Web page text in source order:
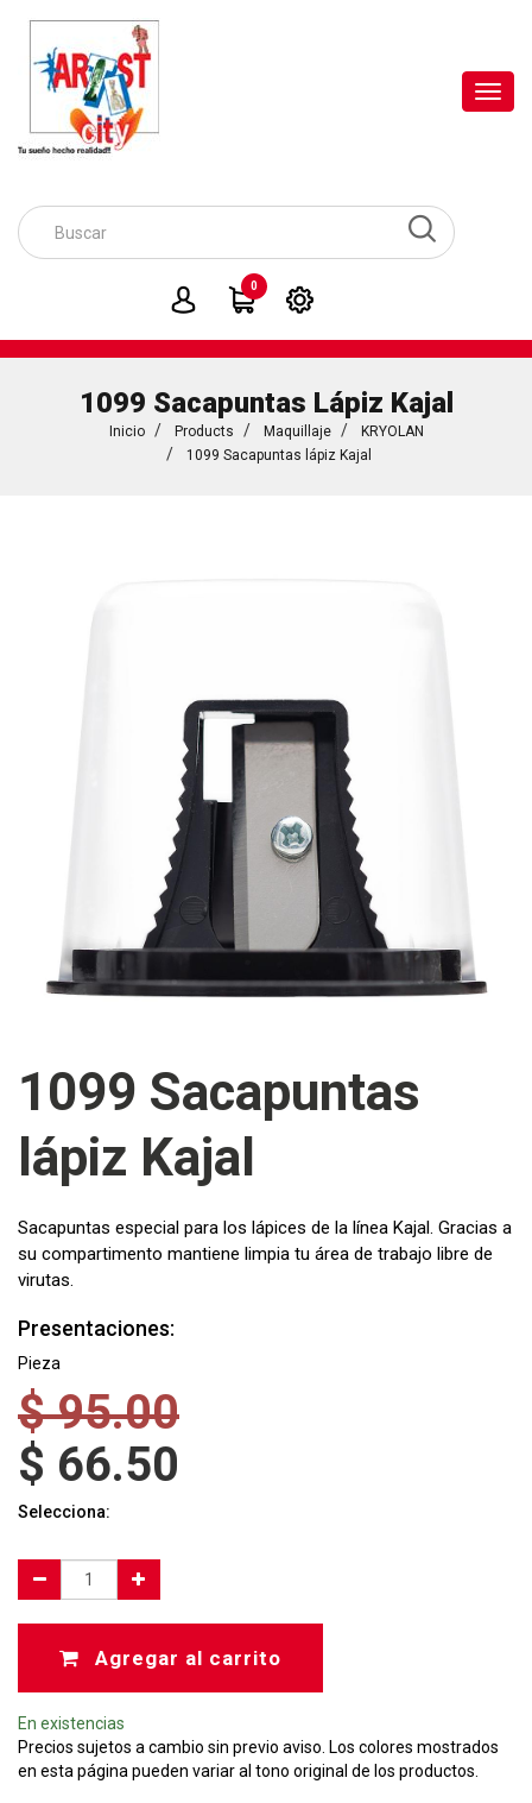
0
1099 Sacapuntas Lápiz Kajal
Inicio Products Maquillaje
KRYOLAN
1099 Sacapuntas lápiz Kajal
1099 Sacapuntas
lápiz Kajal
Sacapuntas especial para los lápices de la línea Kajal. Gracias a
su compartimento mantiene limpia tu área de trabajo libre de
virutas.
Presentaciones:
Pieza
$95.00
$ 66.50
Selecciona:
Agregar al carrito
En existencias
Precios sujetos a cambio sin previo aviso. Los colores mostrados
en esta página pueden variar al tono original de los productos.